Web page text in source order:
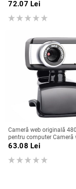
Computer de birou PC
microfon Cameră cu
noapte Mini Cameră USB
72.07 Lei
Cameră web originală
pentru computer Cameră
conferință Computer de
Notebook USB Microfon
online
63.08 Lei